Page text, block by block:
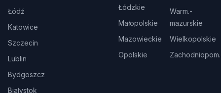
Łódź
Katowice
Szczecin
Lublin
Bydgoszcz
Białystok
Łódzkie
Małopolskie
Mazowieckie
Opolskie
Warm.-
mazurskie
Wielkopolskie
Zachodniopom.